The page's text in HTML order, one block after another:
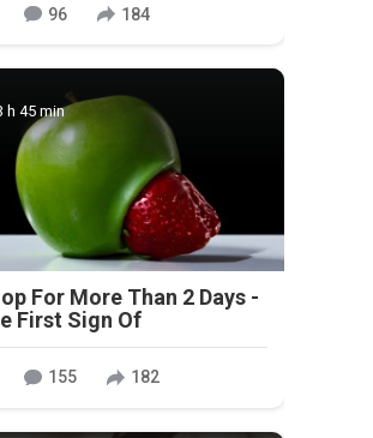
96 184
h 45 min
For More Than 2 Days -
First Sign Of
155 182